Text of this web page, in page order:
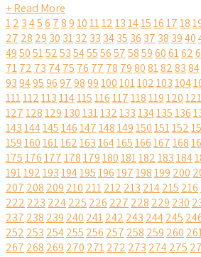
+ Read More
12 3456 789101112131415161718
27 28 29 30 3132 33 3435 36 37 38 3940
4950515253545556575859606162
7172 73 7475 76 77 78 798081828384
93949596979899100101102103104
111112113114115116117118119120121
127128129130131132133134135136
143144145146147148149150151152
159160161162163164165166167168
175176177178179180181182183184
191192193194195196197198199 200
207 208 209 210 211212 213 214215 216
222 223 224225 226 227 228 229 230
237 238 239 240 241242 243 244245
252 253 254255 256 257 258 259 260
267 268 269 270 271272 273 274275